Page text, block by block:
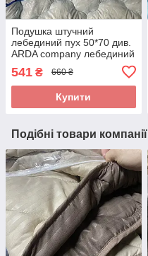
Подушка штучний
лебединий пух 50*70 див.
ARDA company лебединий
пух. Чохол 100% бавовна
541 ₴ 660 ₴
Купити
Подібні товари компанії